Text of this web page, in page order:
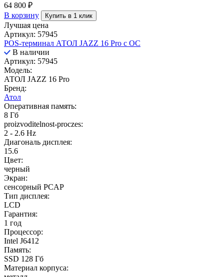
64 800 ₽
В корзину
Купить в 1 клик
Лучшая цена
Артикул: 57945
POS-терминал АТОЛ JAZZ 16 Pro с ОС
В наличии
Артикул: 57945
Модель:
АТОЛ JAZZ 16 Pro
Бренд:
Атол
Оперативная память:
8 Гб
proizvoditelnost-proczes:
2 - 2.6 Hz
Диагональ дисплея:
15.6
Цвет:
черный
Экран:
сенсорный PCAP
Тип дисплея:
LCD
Гарантия:
1 год
Процессор:
Intel J6412
Память:
SSD 128 Гб
Материал корпуса: